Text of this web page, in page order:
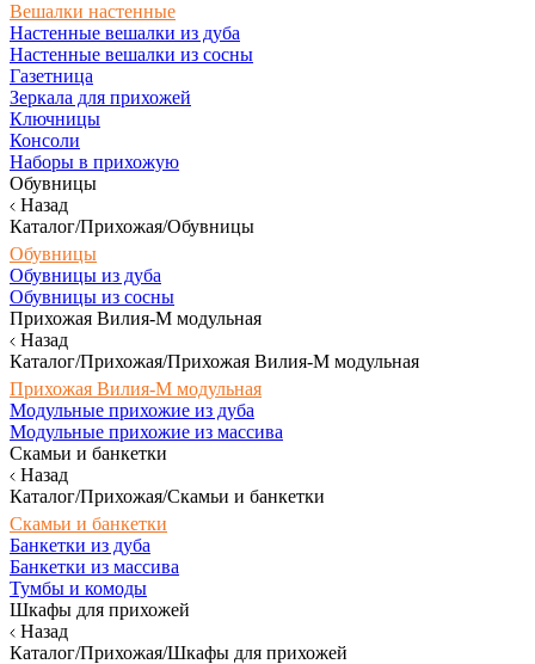
Вешалки настенные
Настенные вешалки из дуба
Настенные вешалки из сосны
Газетница
Зеркала для прихожей
Ключницы
Консоли
Наборы в прихожую
Обувницы
Назад
Каталог/Прихожая/Обувницы
Обувницы
Обувницы из дуба
Обувницы из сосны
Прихожая Вилия-М модульная
Назад
Каталог/Прихожая/Прихожая Вилия-М модульная
Прихожая Вилия-М модульная
Модульные прихожие из дуба
Модульные прихожие из массива
Скамьи и банкетки
Назад
Каталог/Прихожая/Скамьи и банкетки
Скамьи и банкетки
Банкетки из дуба
Банкетки из массива
Тумбы и комоды
Шкафы для прихожей
Назад
Каталог/Прихожая/Шкафы для прихожей